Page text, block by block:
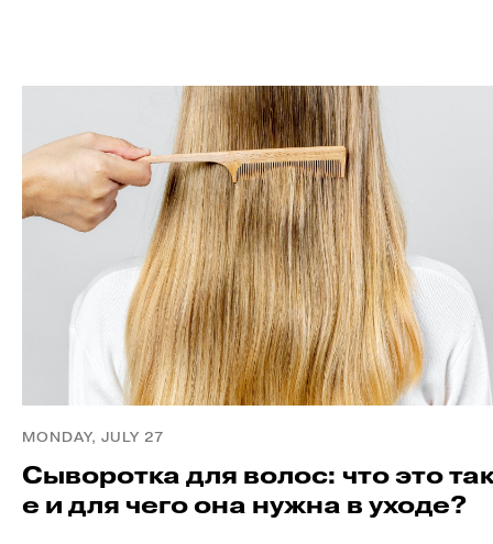
MONDAY, JULY 27
Сыворотка для волос: что это
е и для чего она нужна в уходе?